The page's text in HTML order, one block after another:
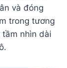
và đóng
trong tương
nhìn dài